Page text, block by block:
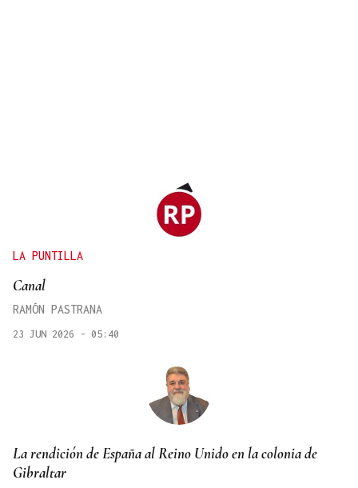
LA PUNTILLA
Canal
RAMÓN PASTRANA
23 JUN 2026 - 05:40
La rendición de España al Reino Unido en la colonia de
Gibraltar